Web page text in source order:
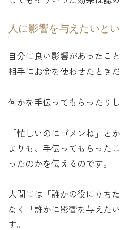
人に影響を与えたいと
自分に良い影響があったこ
相手にお金を使わせたとき
何かを手伝ってもらったり
「忙しいのにゴメンね」と
よりも、手伝ってもらった
ったのかを伝えるのです。
人間には「誰かの役に立ち
なく「誰かに影響を与えた
す。